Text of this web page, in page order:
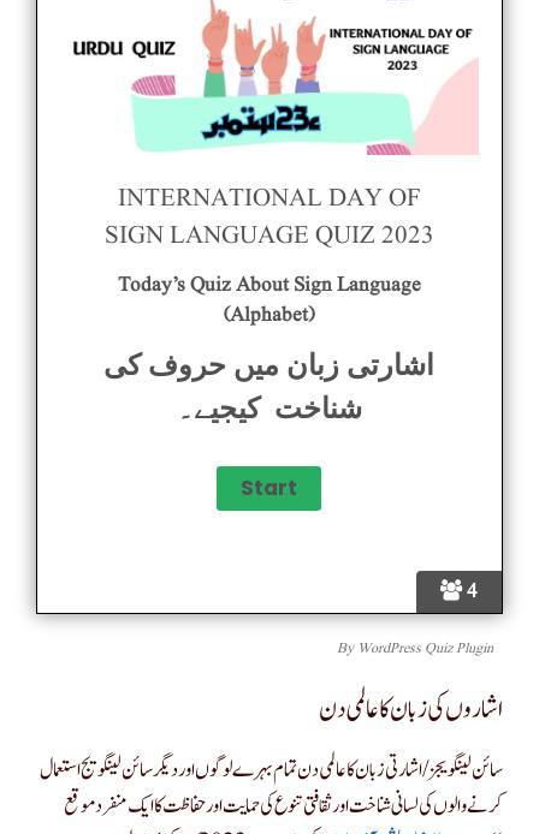
4
INTERNATIONAL DAY OF
SIGN LANGUAGE QUIZ 2023
Today’s Quiz About Sign Language
(alphabet)
اشارتی زبان میں حروف کی
شناخت کیجیے۔
By WordPress Quiz Plugin
اشاروں کی زبان کا عالمی دن
سائن لینگویجز/اشارتی زبان کا عالمی دن تمام بہرے لوگوں اور دیگر سائن لینگویج استعمال
کرنے والوں کی لسانی شناخت اور ثقافتی تنوع کی حمایت اور حفاظت کا ایک منفرد موقع